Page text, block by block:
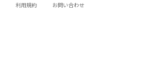
利用規約 お問い合わせ